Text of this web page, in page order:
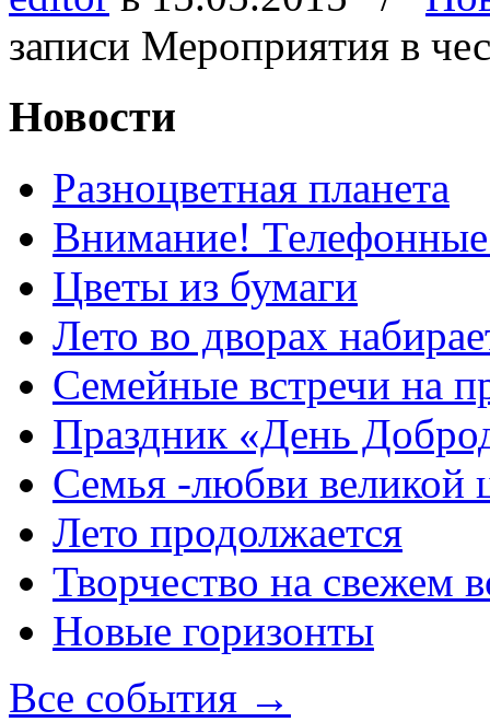
записи Мероприятия в
Новости
Разноцветная планета
Внимание!
Цветы из бумаги
Лето во дворах
Семейные встречи на
Праздник «День
Семья -любви великой
Лето продолжается
Творчество на свежем
Новые горизонты
Все события →